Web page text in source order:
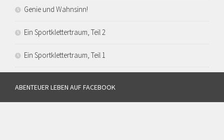
Genie und Wahnsinn!
Ein Sportklettertraum, Teil 2
Ein Sportklettertraum, Teil 1
ABENTEUER LEBEN AUF FACEBOOK